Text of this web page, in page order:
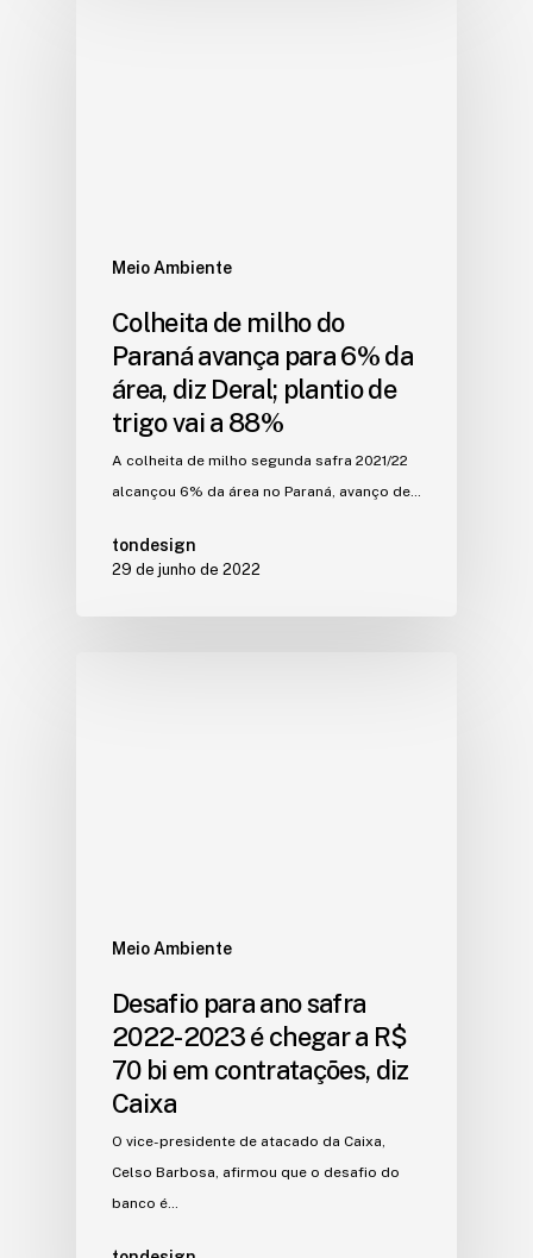
Meio Ambiente
Colheita de milho do
Paraná avança para 6% da
área, diz Deral; plantio de
trigo vai a 88%
A colheita de milho segunda safra 2021/22
alcançou 6% da área no Paraná, avanço de…
tondesign
29 de junho de 2022
Meio Ambiente
Desafio para ano safra
2022-2023 é chegar a R$
70 bi em contratações, diz
Caixa
O vice-presidente de atacado da Caixa,
Celso Barbosa, afirmou que o desafio do
banco é…